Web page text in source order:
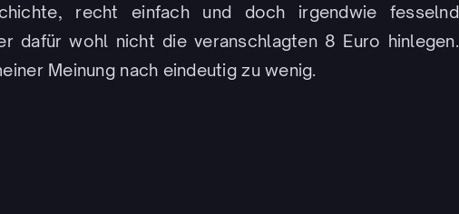
recht einfach und doch irgendwie fesselnd
dafür wohl nicht die veranschlagten 8 Euro hinlegen.
Meinung nach eindeutig zu wenig.